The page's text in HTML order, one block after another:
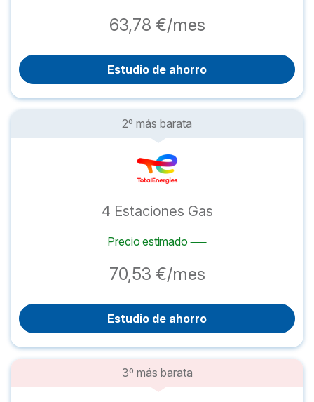
63,78 €/mes
Estudio de ahorro
2º más barata
4 Estaciones Gas
Precio estimado
70,53 €/mes
Estudio de ahorro
3º más barata